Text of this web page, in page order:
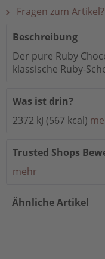
Fragen zum Artikel?
Beschreibung
Der pure Ruby
klassische Ruby-
Was ist drin?
2372 kJ (567 kcal)
Trusted Shops
mehr
Ähnliche Artikel